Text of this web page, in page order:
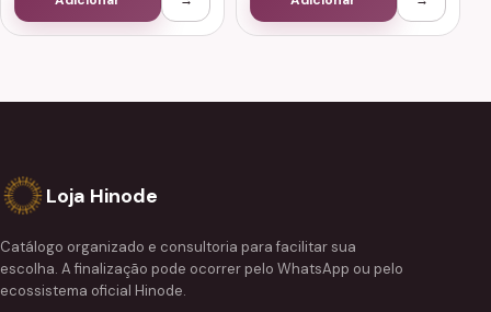
Loja Hinode
Catálogo organizado e consultoria para facilitar sua
escolha. A finalização pode ocorrer pelo WhatsApp ou pelo
ecossistema oficial Hinode.